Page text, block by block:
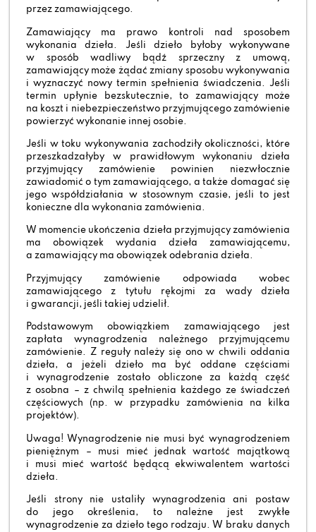
przez zamawiającego.
Zamawiający ma prawo kontroli nad sposobem
wykonania dzieła. Jeśli dzieło byłoby wykonywane
w sposób wadliwy bądź sprzeczny z umową,
zamawiający może żądać zmiany sposobu wykonywania
i wyznaczyć nowy termin spełnienia świadczenia. Jeśli
termin upłynie bezskutecznie, to zamawiający może
na koszt i niebezpieczeństwo przyjmującego zamówienie
powierzyć wykonanie innej osobie.
Jeśli w toku wykonywania zachodziły okoliczności, które
przeszkadzałyby w prawidłowym wykonaniu dzieła
przyjmujący zamówienie powinien niezwłocznie
zawiadomić o tym zamawiającego, a także domagać się
jego współdziałania w stosownym czasie, jeśli to jest
konieczne dla wykonania zamówienia.
W momencie ukończenia dzieła przyjmujący zamówienia
ma obowiązek wydania dzieła zamawiającemu,
a zamawiający ma obowiązek odebrania dzieła.
Przyjmujący zamówienie odpowiada wobec
zamawiającego z tytułu rękojmi za wady dzieła
i gwarancji, jeśli takiej udzielił.
Podstawowym obowiązkiem zamawiającego jest
zapłata wynagrodzenia należnego przyjmującemu
zamówienie. Z reguły należy się ono w chwili oddania
dzieła, a jeżeli dzieło ma być oddane częściami
i wynagrodzenie zostało obliczone za każdą część
z osobna – z chwilą spełnienia każdego ze świadczeń
częściowych (np. w przypadku zamówienia na kilka
projektów).
Uwaga! Wynagrodzenie nie musi być wynagrodzeniem
pieniężnym – musi mieć jednak wartość majątkową
i musi mieć wartość będącą ekwiwalentem wartości
dzieła.
Jeśli strony nie ustaliły wynagrodzenia ani postaw
do jego określenia, to należne jest zwykłe
wynagrodzenie za dzieło tego rodzaju. W braku danych